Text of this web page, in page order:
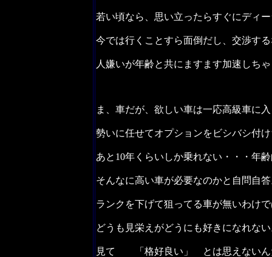
若い頃なら、思い立ったらすぐにディ
今では行くことすら面倒だし、交渉す
人嫌いが年齢と共にますます加速しち
ま、車だが、欲しい車は一応高級車に
勢いに任せてオプションをビシバシ付
あと10年くらいしか乗れない・・・年
そんなに高い車が必要なのかと自問自
ランクを下げて狙ってる車が無いわけ
どうも見栄えがどうにも好きになれな
見て 「格好良い」 とは思えないん